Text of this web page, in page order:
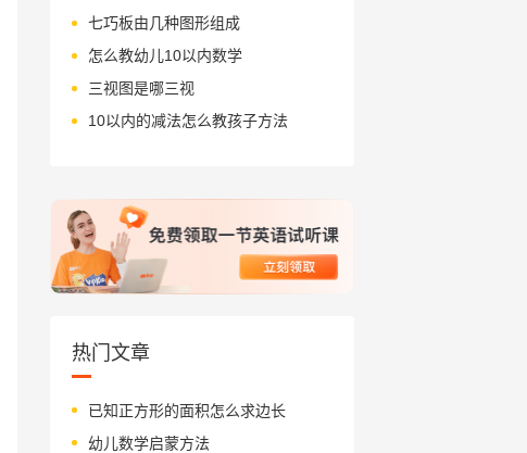
七巧板由几种图形组成
怎么教幼儿10以内数学
三视图是哪三视
10以内的减法怎么教孩子方法
热门文章
已知正方形的面积怎么求边长
幼儿数学启蒙方法